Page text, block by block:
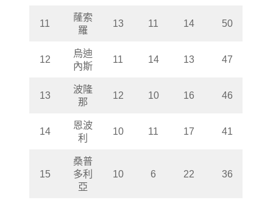
11
蕯索
羅
13 11 14 50
12
烏迪
內斯
11 14 13 47
13
波隆
那
12 10 16 46
14
恩波
利
10 11 17 41
15
桑普
多利
亞
10 6 22 36